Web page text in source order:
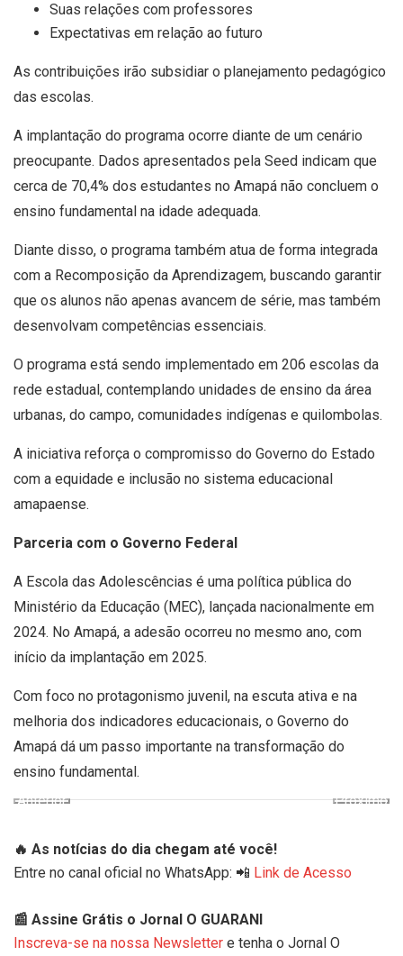
Suas relações com professores
Expectativas em relação ao futuro
As contribuições irão subsidiar o planejamento pedagógico
das escolas.
A implantação do programa ocorre diante de um cenário
preocupante. Dados apresentados pela Seed indicam que
cerca de 70,4% dos estudantes no Amapá não concluem o
ensino fundamental na idade adequada.
Diante disso, o programa também atua de forma integrada
com a Recomposição da Aprendizagem, buscando garantir
que os alunos não apenas avancem de série, mas também
desenvolvam competências essenciais.
O programa está sendo implementado em 206 escolas da
rede estadual, contemplando unidades de ensino da área
urbanas, do campo, comunidades indígenas e quilombolas.
A iniciativa reforça o compromisso do Governo do Estado
com a equidade e inclusão no sistema educacional
amapaense.
Parceria com o Governo Federal
A Escola das Adolescências é uma política pública do
Ministério da Educação (MEC), lançada nacionalmente em
2024. No Amapá, a adesão ocorreu no mesmo ano, com
início da implantação em 2025.
Com foco no protagonismo juvenil, na escuta ativa e na
melhoria dos indicadores educacionais, o Governo do
Amapá dá um passo importante na transformação do
ensino fundamental.
Anterior
Próximo
🔥 As notícias do dia chegam até você!
Entre no canal oficial no WhatsApp: 📲 Link de Acesso
📰 Assine Grátis o Jornal O GUARANI
Inscreva-se na nossa Newsletter e tenha o Jornal O